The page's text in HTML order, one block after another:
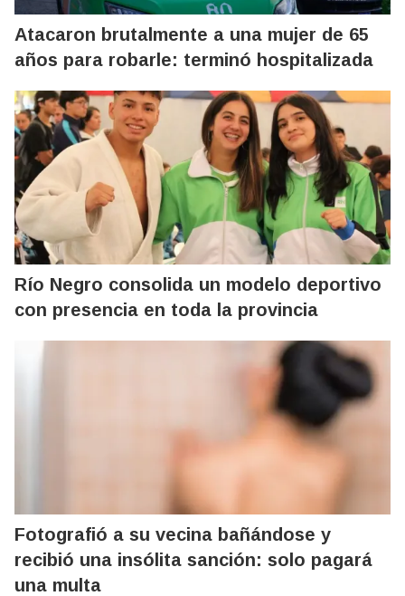
Atacaron brutalmente a una mujer de 65
años para robarle: terminó hospitalizada
Río Negro consolida un modelo deportivo
con presencia en toda la provincia
Fotografió a su vecina bañándose y
recibió una insólita sanción: solo pagará
una multa